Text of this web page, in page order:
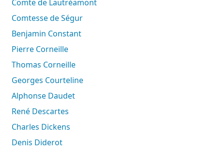
Comte de Lautréamont
Comtesse de Ségur
Benjamin Constant
Pierre Corneille
Thomas Corneille
Georges Courteline
Alphonse Daudet
René Descartes
Charles Dickens
Denis Diderot